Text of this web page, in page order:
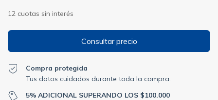
Compra protegida
Tus datos cuidados durante toda la compra.
5% ADICIONAL SUPERANDO LOS $100.000